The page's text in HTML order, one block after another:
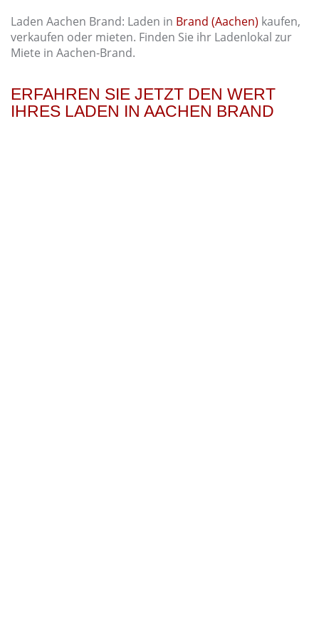
Laden Aachen Brand: Laden in Brand (Aachen) kaufen,
verkaufen oder mieten. Finden Sie ihr Ladenlokal zur
Miete in Aachen-Brand.
ERFAHREN SIE JETZT DEN WERT
IHRES LADEN IN AACHEN BRAND